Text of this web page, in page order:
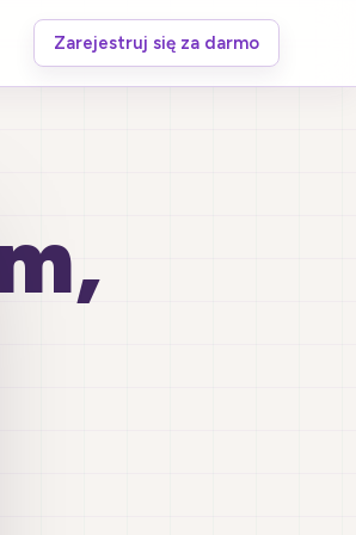
Zarejestruj się za darmo